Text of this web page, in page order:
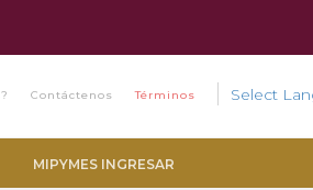
Contáctenos Términos Select
MIPYMES INGRESAR